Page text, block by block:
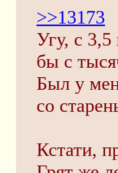
>>13173
Угу, с 3,5
бы с
Был у
со
Кстати,